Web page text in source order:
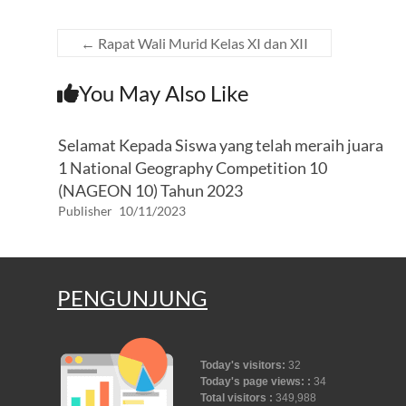
k
p
← Rapat Wali Murid Kelas XI dan XII
You May Also Like
Selamat Kepada Siswa yang telah meraih juara
1 National Geography Competition 10
(NAGEON 10) Tahun 2023
Publisher 10/11/2023
PENGUNJUNG
Today's visitors: 32
Today's page views: : 34
Total visitors : 349,988